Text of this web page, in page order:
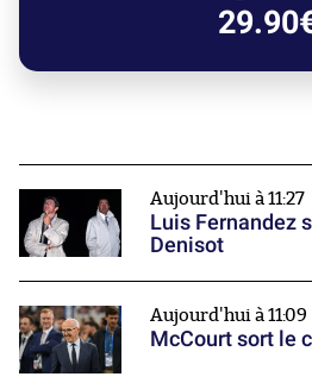
Aujourd'hui à 11:27
Luis Fernandez
Denisot
Aujourd'hui à 11:09
McCourt sort le